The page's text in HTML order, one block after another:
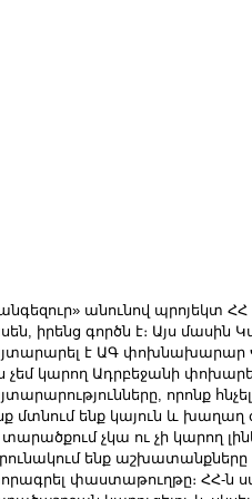
անունով պրոյեկտ
իրենց գործն է։ Այս մասին
է ԱԳ փոխնախարար
չեմ կարող Ադրբեջանի
որոնք
մտնում ենք կայուն և
չկա ու չի կարող
ենք
փաստաթուղթը։ ՀՀ-ն